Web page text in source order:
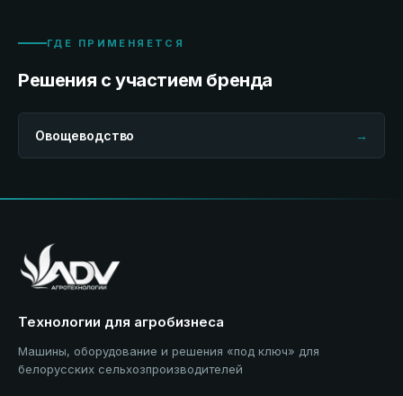
ГДЕ ПРИМЕНЯЕТСЯ
Решения с участием бренда
Овощеводство →
Технологии для агробизнеса
Машины, оборудование и решения «под ключ» для
белорусских сельхозпроизводителей